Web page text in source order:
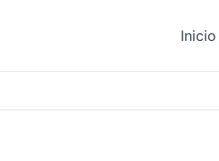
Inicio